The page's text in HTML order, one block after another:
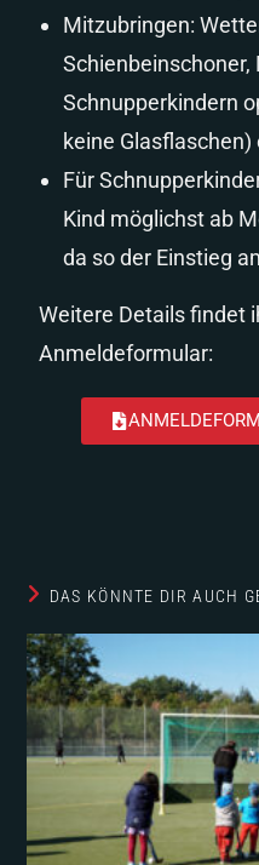
Mitzubringen:
Schnupperkindern
keine
Für
Kind möglichst ab
da so der Einstieg
Weitere Details findet
Anmeldeformular:
DAS KÖNNTE DIR AUCH